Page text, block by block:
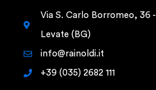
Via S. Carlo Borromeo, 36
Levate (BG)
info@rainoldi.it
+39 (035) 2682 111